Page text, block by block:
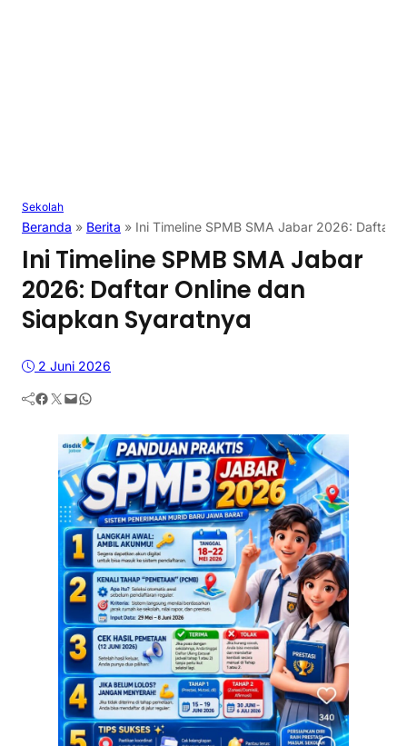
Sekolah
Beranda » Berita » Ini Timeline SPMB SMA Jabar 2026: Daftar
Ini Timeline SPMB SMA Jabar
2026: Daftar Online dan
Siapkan Syaratnya
2 Juni 2026
Facebook Twitter Mail WhatsApp